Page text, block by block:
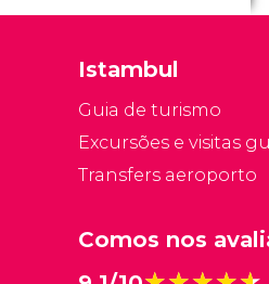
Istambul
Guia de turismo
Excursões e visitas
Transfers aeroporto
Comos nos